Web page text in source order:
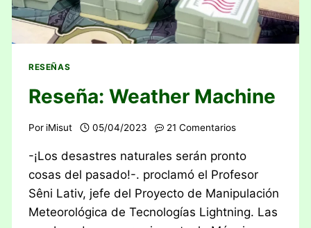
RESEÑAS
Reseña: Weather Machine
Por iMisut 05/04/2023 21 Comentarios
-¡Los desastres naturales serán pronto
cosas del pasado!-. proclamó el Profesor
Sêni Lativ, jefe del Proyecto de Manipulación
Meteorológica de Tecnologías Lightning. Las